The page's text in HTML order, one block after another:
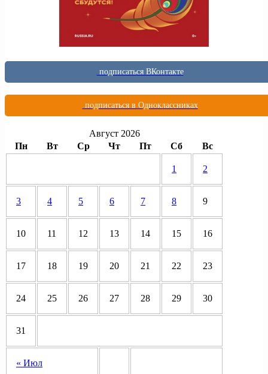
подписаться ВКонтакте
подписаться в Одноклассниках
Август 2026
Пн
Вт Ср Чт Пт Сб Вс
« Июл
1 2
3 4 5 6 7 8 9
10 11 12 13 14 15 16
17 18 19 20 21 22 23
24 25 26 27 28 29 30
31